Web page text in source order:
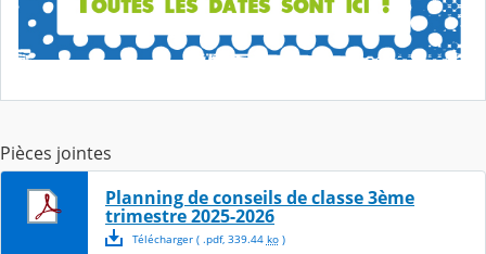
Pièces jointes
Planning de conseils de classe 3ème
trimestre 2025-2026
Télécharger( .pdf, 339.44 ko)